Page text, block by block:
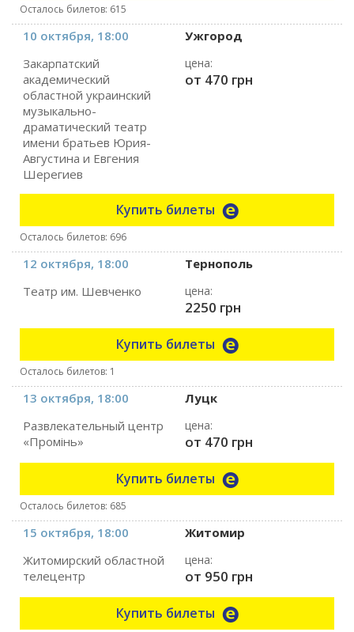
Осталось билетов: 615
10 октября, 18:00
Ужгород
Закарпатский
академический
областной украинский
музыкально-
драматический театр
имени братьев Юрия-
Августина и Евгения
Шерегиев
цена:
от 470 грн
Купить билеты
Осталось билетов: 696
12 октября, 18:00
Тернополь
Театр им. Шевченко
цена:
2250 грн
Купить билеты
Осталось билетов: 1
13 октября, 18:00
Луцк
Развлекательный центр
«Промінь»
цена:
от 470 грн
Купить билеты
Осталось билетов: 685
15 октября, 18:00
Житомир
Житомирский областной
телецентр
цена:
от 950 грн
Купить билеты